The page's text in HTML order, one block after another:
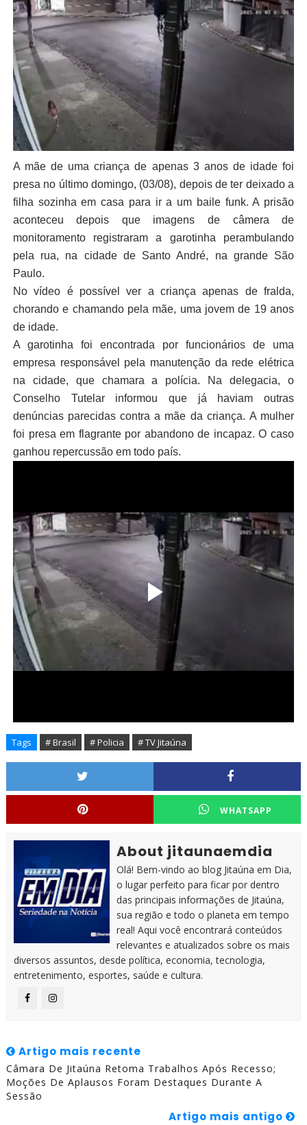
A mãe de uma criança de apenas 3 anos de idade foi
presa no último domingo, (03/08), depois de ter deixado a
filha sozinha em casa para ir a um baile funk. A prisão
aconteceu depois que imagens de câmera de
monitoramento registraram a garotinha perambulando
pela rua, na cidade de Santo André, na grande São
Paulo.
No vídeo é possível ver a criança apenas de fralda,
chorando e chamando pela mãe, uma jovem de 19 anos
de idade.
A garotinha foi encontrada por funcionários de uma
empresa responsável pela manutenção da rede elétrica
na cidade, que chamara a polícia. Na delegacia, o
Conselho Tutelar informou que já haviam outras
denúncias parecidas contra a mãe da criança. A mulher
foi presa em flagrante por abandono de incapaz. O caso
ganhou repercussão em todo país.
Tags # Brasil # Policia # TV Jitaúna
WHATSAPP
About jitaunaemdia
Olá! Bem-vindo ao blog Jitaúna em Dia,
o lugar perfeito para ficar por dentro
das principais informações de Jitaúna,
sua região e todo o planeta em tempo
real! Aqui você encontrará conteúdos
relevantes e atualizados sobre os mais
diversos assuntos, desde política, economia, tecnologia,
entretenimento, esportes, saúde e cultura.
Artigo mais recente
Câmara De Jitaúna Retoma Trabalhos Após Recesso;
Moções De Aplausos Foram Destaques Durante A
Sessão
Artigo mais antigo